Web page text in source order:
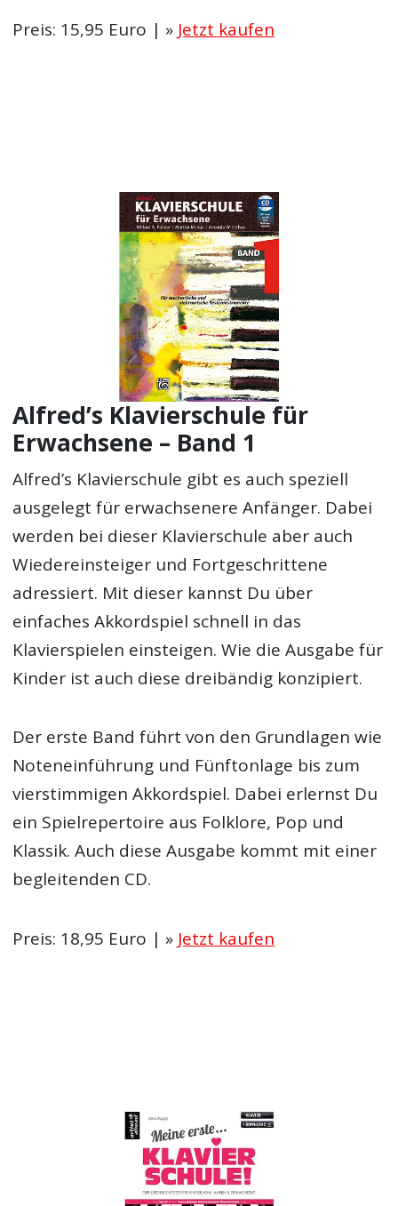
Preis: 15,95 Euro | » Jetzt kaufen
Alfred’s Klavierschule für
Erwachsene – Band 1
Alfred’s Klavierschule gibt es auch speziell
ausgelegt für erwachsenere Anfänger. Dabei
werden bei dieser Klavierschule aber auch
Wiedereinsteiger und Fortgeschrittene
adressiert. Mit dieser kannst Du über
einfaches Akkordspiel schnell in das
Klavierspielen einsteigen. Wie die Ausgabe für
Kinder ist auch diese dreibändig konzipiert.
Der erste Band führt von den Grundlagen wie
Noteneinführung und Fünftonlage bis zum
vierstimmigen Akkordspiel. Dabei erlernst Du
ein Spielrepertoire aus Folklore, Pop und
Klassik. Auch diese Ausgabe kommt mit einer
begleitenden CD.
Preis: 18,95 Euro | » Jetzt kaufen